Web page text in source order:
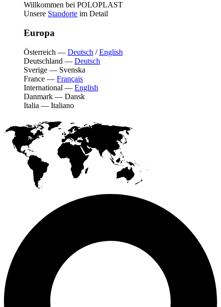
Willkommen bei POLOPLAST
Unsere Standorte im Detail
Europa
Österreich — Deutsch /English
Deutschland — Deutsch
Sverige — Svenska
France — Français
International — English
Danmark — Dansk
Italia — Italiano